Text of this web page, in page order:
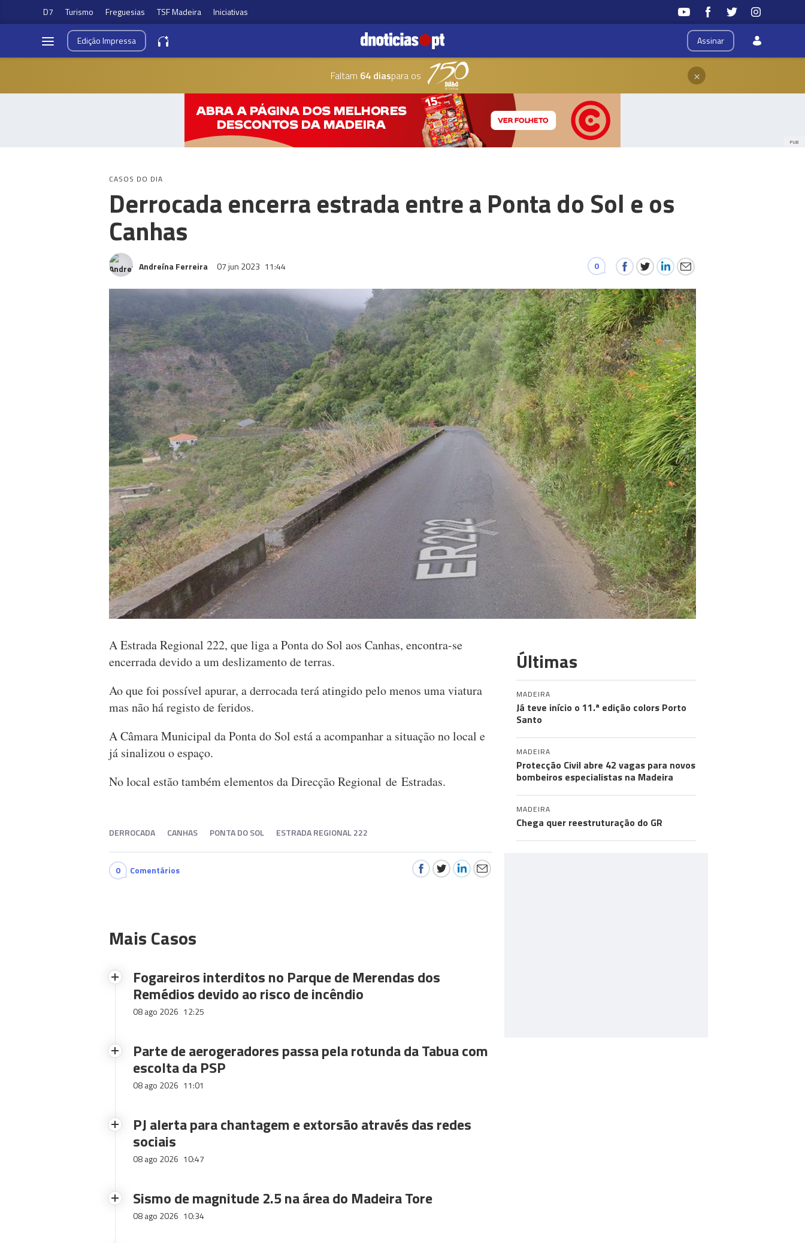
D7 Turismo Freguesias TSF Madeira Iniciativas
Assinar
EdiçãoImpressa
Faltam 64 diaspara os ×
PUB
CASOS DO DIA
Derrocada encerra estrada entre a Ponta do Sol e os
Canhas
Andreína Ferreira 07 jun 2023 11:44 0
A Estrada Regional 222, que liga a Ponta do Sol aos Canhas, encontra-se
encerrada devido a um deslizamento de terras.
Ao que foi possível apurar, a derrocada terá atingido pelo menos uma viatura
mas não há registo de feridos.
A Câmara Municipal da Ponta do Sol está a acompanhar a situação no local e
já sinalizou o espaço.
No local estão também elementos da Direcção Regional de Estradas.
DERROCADA CANHAS PONTA DO SOL ESTRADA REGIONAL 222
0 Comentários
Mais Casos
Fogareiros interditos no Parque de Merendas dos
Remédios devido ao risco de incêndio
08 ago 2026 12:25
Parte de aerogeradores passa pela rotunda da Tabua com
escolta da PSP
08 ago 2026 11:01
PJ alerta para chantagem e extorsão através das redes
sociais
08 ago 2026 10:47
Sismo de magnitude 2.5 na área do Madeira Tore
08 ago 2026 10:34
Últimas
MADEIRA
Já teve início o 11.ª edição colors Porto
Santo
MADEIRA
Protecção Civil abre 42 vagas para novos
bombeiros especialistas na Madeira
MADEIRA
Chega quer reestruturação do GR